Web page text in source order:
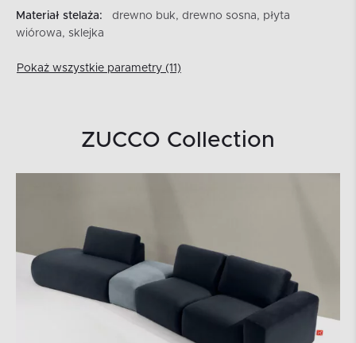
Materiał stelaża:
drewno buk, drewno sosna, płyta
wiórowa, sklejka
Pokaż wszystkie parametry (11)
ZUCCO Collection